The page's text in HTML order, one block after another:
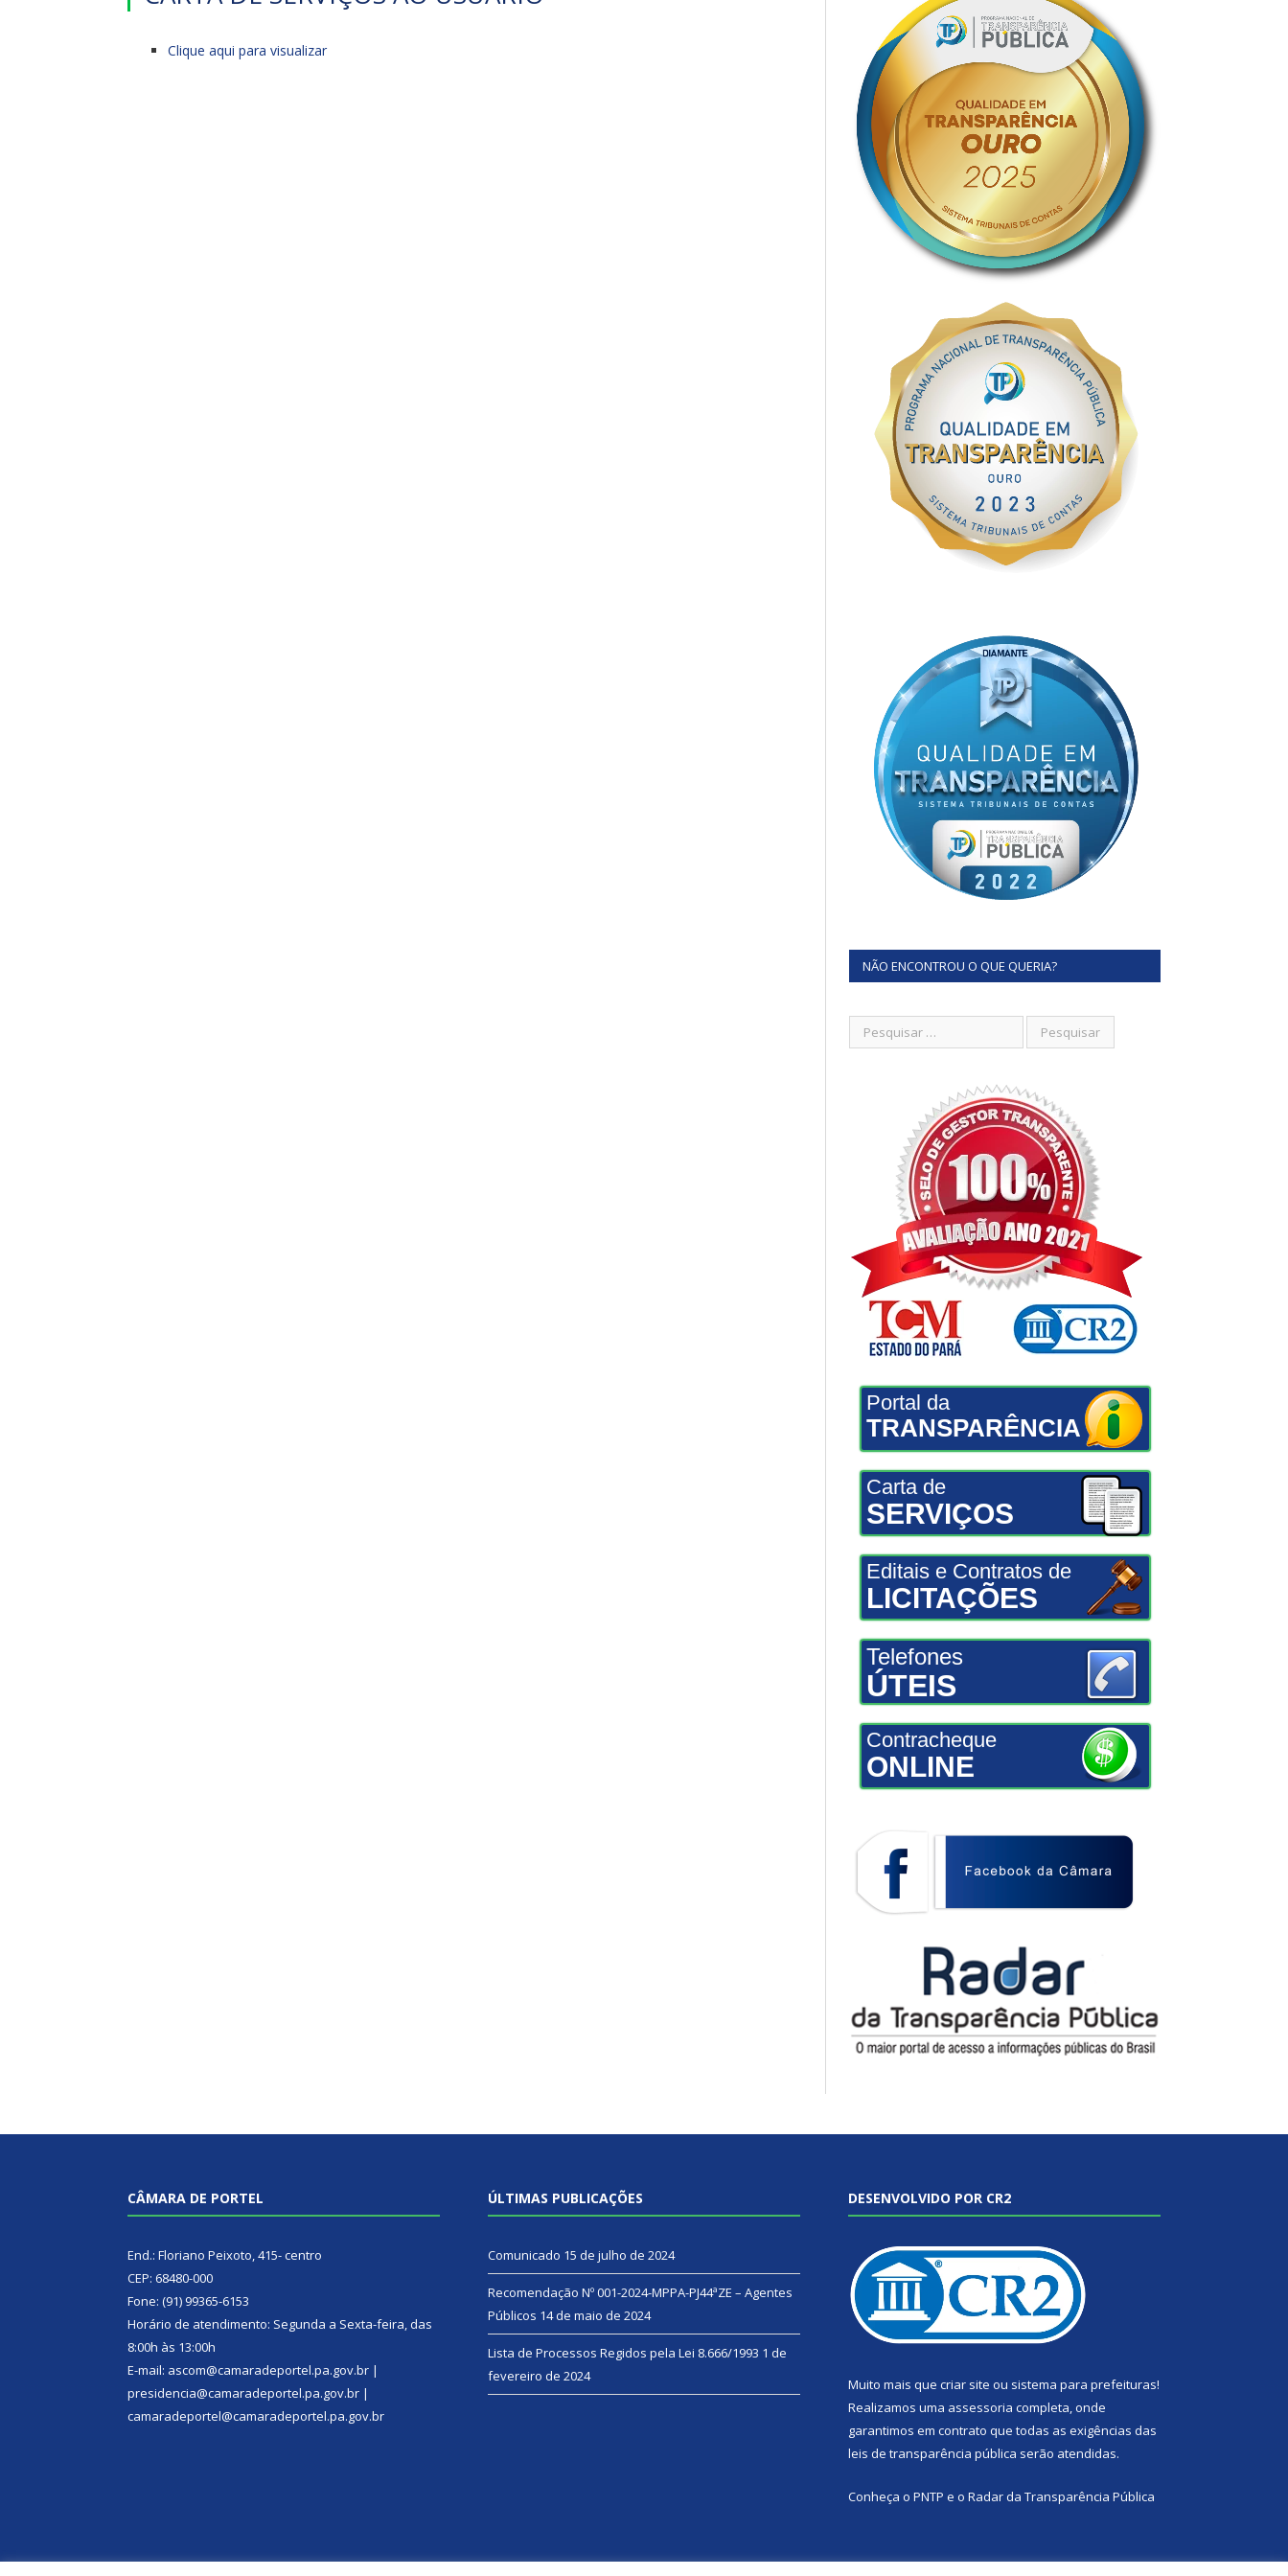
Clique aqui para visualizar
NÃO ENCONTROU O QUE QUERIA?
Portal da
TRANSPARÊNCIA
Carta de
SERVIÇOS
Editais e Contratos de
LICITAÇÕES
Telefones
ÚTEIS
Contracheque
ONLINE
CÂMARA DE PORTEL
End.: Floriano Peixoto, 415- centro
CEP: 68480-000
Fone: (91) 99365-6153
Horário de atendimento: Segunda a Sexta-feira, das
8:00h às 13:00h
E-mail: ascom@camaradeportel.pa.gov.br |
presidencia@camaradeportel.pa.gov.br |
camaradeportel@camaradeportel.pa.gov.br
ÚLTIMAS PUBLICAÇÕES
Comunicado 15 de julho de 2024
Recomendação Nº 001-2024-MPPA-PJ44ªZE – Agentes
Públicos 14 de maio de 2024
Lista de Processos Regidos pela Lei 8.666/1993 1 de
fevereiro de 2024
DESENVOLVIDO POR CR2
Muito mais que criar site ou sistema para prefeituras!
Realizamos uma assessoria completa, onde
garantimos em contrato que todas as exigências das
leis de transparência pública serão atendidas.
Conheça o PNTP e o Radar da Transparência Pública